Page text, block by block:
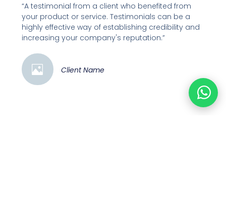
“A testimonial from a client who benefited from
your product or service. Testimonials can be a
highly effective way of establishing credibility and
increasing your company's reputation.”
Client Name